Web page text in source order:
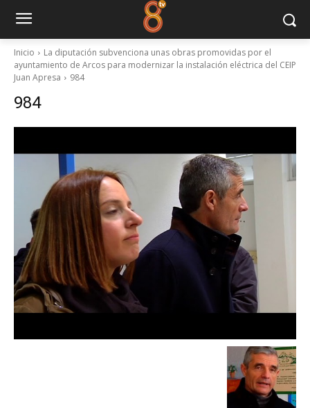
Inicio
La diputación subvenciona unas obras promovidas por el
ayuntamiento de Arcos para modernizar la instalación eléctrica del CEIP
Juan Apresa
984
984